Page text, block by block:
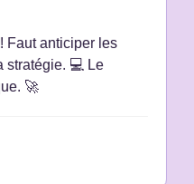
Faut anticiper les
stratégie. 💻 Le
🚀